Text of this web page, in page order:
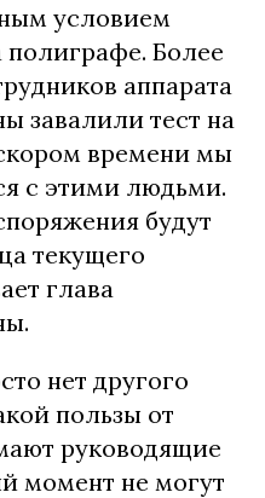
условием
полиграфе. Более
аппарата
завалили тест на
времени мы
с этими людьми.
будут
текущего
глава
нет другого
пользы от
руководящие
момент не могут